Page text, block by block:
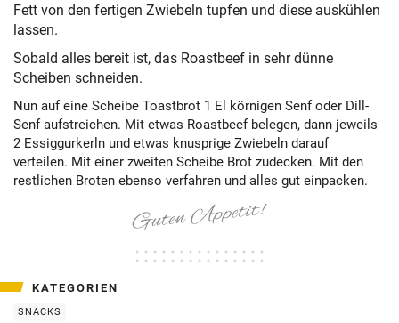
Fett von den fertigen Zwiebeln tupfen und diese auskühlen
lassen.
Sobald alles bereit ist, das Roastbeef in sehr dünne
Scheiben schneiden.
Nun auf eine Scheibe Toastbrot 1 El körnigen Senf oder Dill-
Senf aufstreichen. Mit etwas Roastbeef belegen, dann jeweils
2 Essiggurkerln und etwas knusprige Zwiebeln darauf
verteilen. Mit einer zweiten Scheibe Brot zudecken. Mit den
restlichen Broten ebenso verfahren und alles gut einpacken.
KATEGORIEN
SNACKS